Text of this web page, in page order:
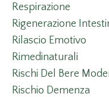
Respirazione
Rigenerazione
Rilascio Emotivo
Rimedinaturali
Rischi Del Bere
Rischio Demenza